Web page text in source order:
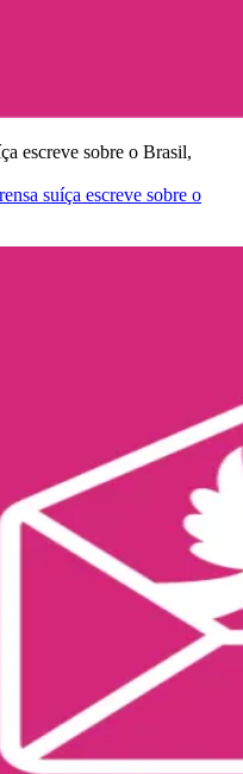
escreve sobre o Brasil,
suíça escreve sobre o